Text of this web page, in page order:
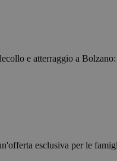
e atterraggio a
esclusiva per le
_ga